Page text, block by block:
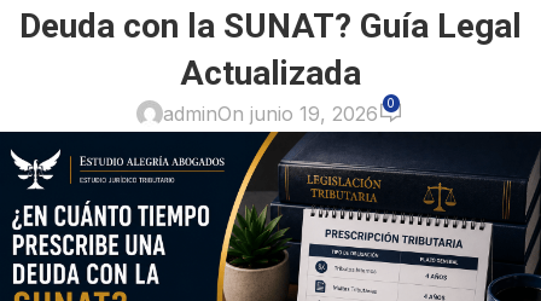
Deuda con la SUNAT? Guía Legal
Actualizada
adminOn junio 19, 2026 0